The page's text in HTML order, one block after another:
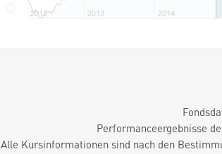
Performanceergebnisse
Alle Kursinformationen sind nach den